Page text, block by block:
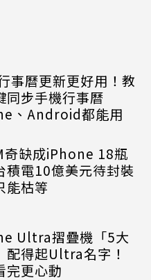
事曆更新更好用！教
同步手機行事曆
、Android都能用
奇缺成iPhone 18瓶
積電10億美元待封裝
能枯等
Ultra摺疊機「5大
配得起Ultra名字！
完更心動